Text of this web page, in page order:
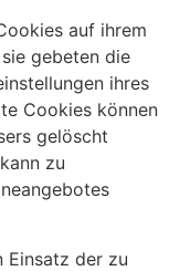
auf ihrem
gebeten die
ihres
Cookies können
gelöscht
zu
Einsatz der zu